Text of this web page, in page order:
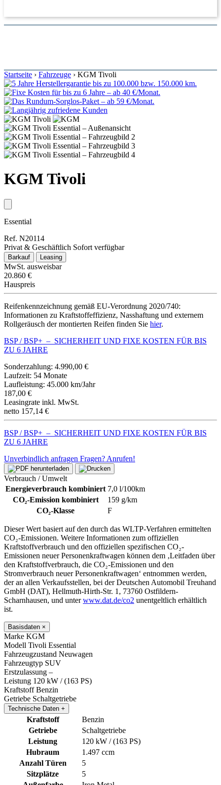
Startseite › Fahrzeuge › KGM Tivoli
KGM Tivoli
Essential
Ref. N20114
Privat & Geschäftlich Sofort verfügbar
Barkauf Leasing
MwSt. ausweisbar
20.860 €
Hauspreis
Reifenkennzeichnung gemäß EU-Verordnung 2020/740:
Informationen zu Kraftstoffeffizienz, Nasshaftung und externem
Rollgeräusch der montierten Reifen finden Sie hier.
BSP / BSP+ – SICHERHEIT UND FIXE KOSTEN FÜR BIS
ZU 6 JAHRE
Sonderzahlung: 4.990,00 €
Laufzeit: 54 Monate
Laufleistung: 45.000 km/Jahr
187,00 €
Leasingrate inkl. MwSt.
netto 157,14 €
BSP / BSP+ – SICHERHEIT UND FIXE KOSTEN FÜR BIS
ZU 6 JAHRE
Unverbindlich anfragen Fragen? Anrufen!
Verbrauch / Umwelt
Energieverbrauch kombiniert 7,0 l/100km
CO₂-Emission kombiniert
159 g/km
CO₂-Klasse
F
Dieser Wert basiert auf den durch das WLTP-Verfahren ermittelten
CO₂-Emissionen. Weitere Informationen zum offiziellen
Kraftstoffverbrauch und den offiziellen spezifischen CO₂-
Emissionen neuer Personenkraftwagen können dem ‚Leitfaden über
den Kraftstoffverbrauch, die CO₂-Emissionen und den
Stromverbrauch neuer Personenkraftwagen‘ entnommen werden,
der an allen Verkaufsstellen, bei der Deutschen Automobil Treuhand
GmbH (DAT), Hellmuth-Hirth-Str. 1, 73760 Ostfildern-
Scharnhausen, und unterwww.dat.de/co2 unentgeltlich erhältlich
ist.
Basisdaten ×
Marke KGM
Modell Tivoli Essential
Fahrzeugzustand Neuwagen
Fahrzeugtyp SUV
Erstzulassung –
Leistung 120 kW / (163 PS)
Kraftstoff Benzin
Getriebe Schaltgetriebe
Technische Daten +
Kraftstoff
Benzin
Getriebe
Schaltgetriebe
Leistung
120 kW / (163 PS)
Hubraum
1.497 ccm
Anzahl Türen
5
Sitzplätze
5